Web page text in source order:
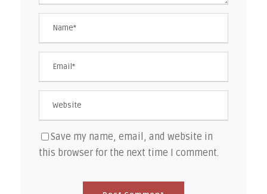
Save my name, email, and website in
this browser for the next time I comment.